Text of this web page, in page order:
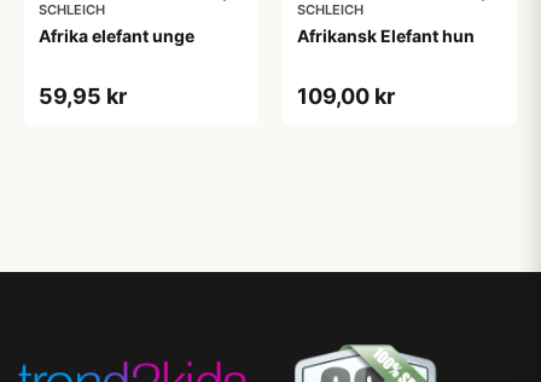
SCHLEICH
Afrika elefant unge
59,95 kr
SCHLEICH
Afrikansk Elefant hun
109,00 kr